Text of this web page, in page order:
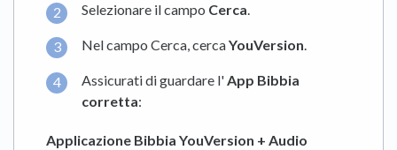
Selezionare il campo Cerca.
Nel campo Cerca, cercaYouVersion.
Assicurati di guardare l' App Bibbia
corretta:
Applicazione Bibbia YouVersion + Audio